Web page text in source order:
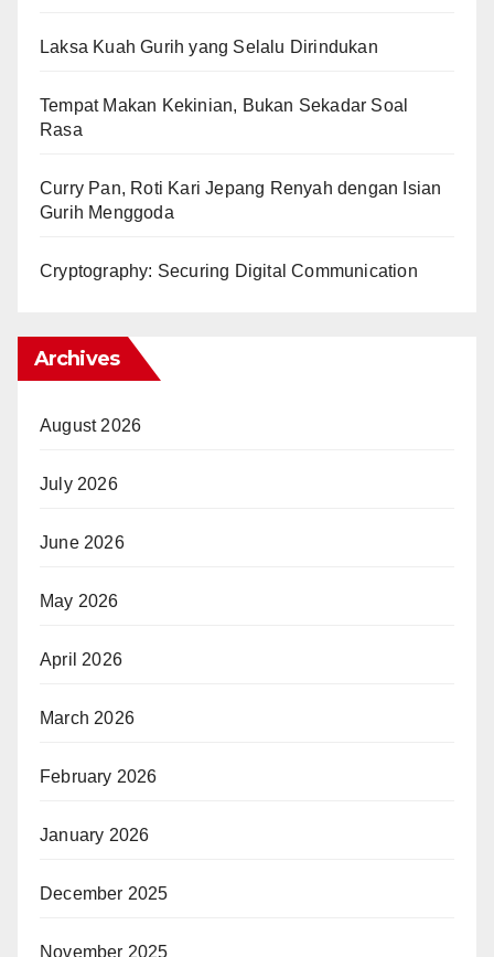
Laksa Kuah Gurih yang Selalu Dirindukan
Tempat Makan Kekinian, Bukan Sekadar Soal
Rasa
Curry Pan, Roti Kari Jepang Renyah dengan Isian
Gurih Menggoda
Cryptography: Securing Digital Communication
Archives
August 2026
July 2026
June 2026
May 2026
April 2026
March 2026
February 2026
January 2026
December 2025
November 2025